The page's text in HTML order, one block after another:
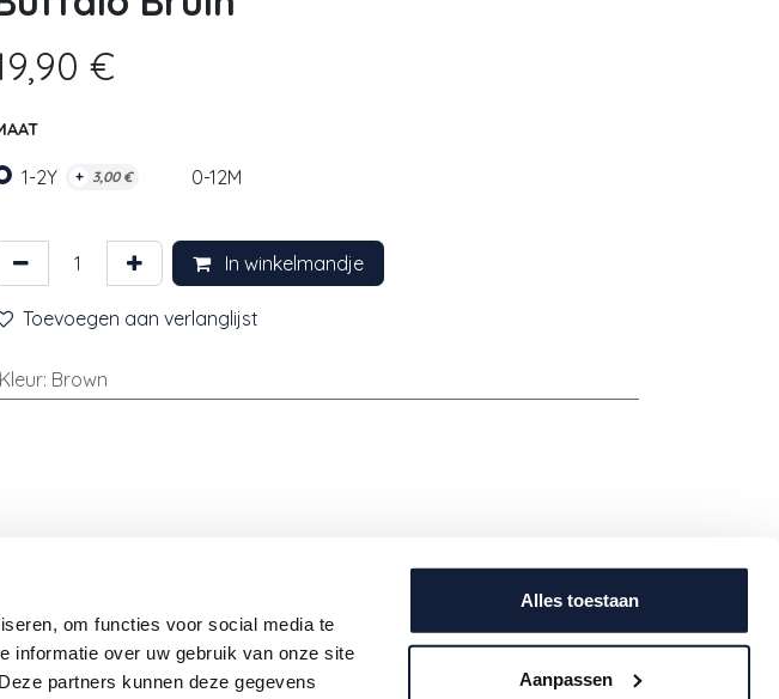
om functies voor social media te
informatie over uw gebruik van onze site
partners kunnen deze gegevens
Alles toestaan
Aanpassen
€
1-2Y + 3,00€ 0-12M
In winkelmandje
Toevoegen aan verlanglijst
Kleur: Brown
gehouden van onze nieuwe
en andere acties? Schrijf je
en we houden je op de hoogte.
info@babeeworld.com
+32 11 397 397 (algemeen)